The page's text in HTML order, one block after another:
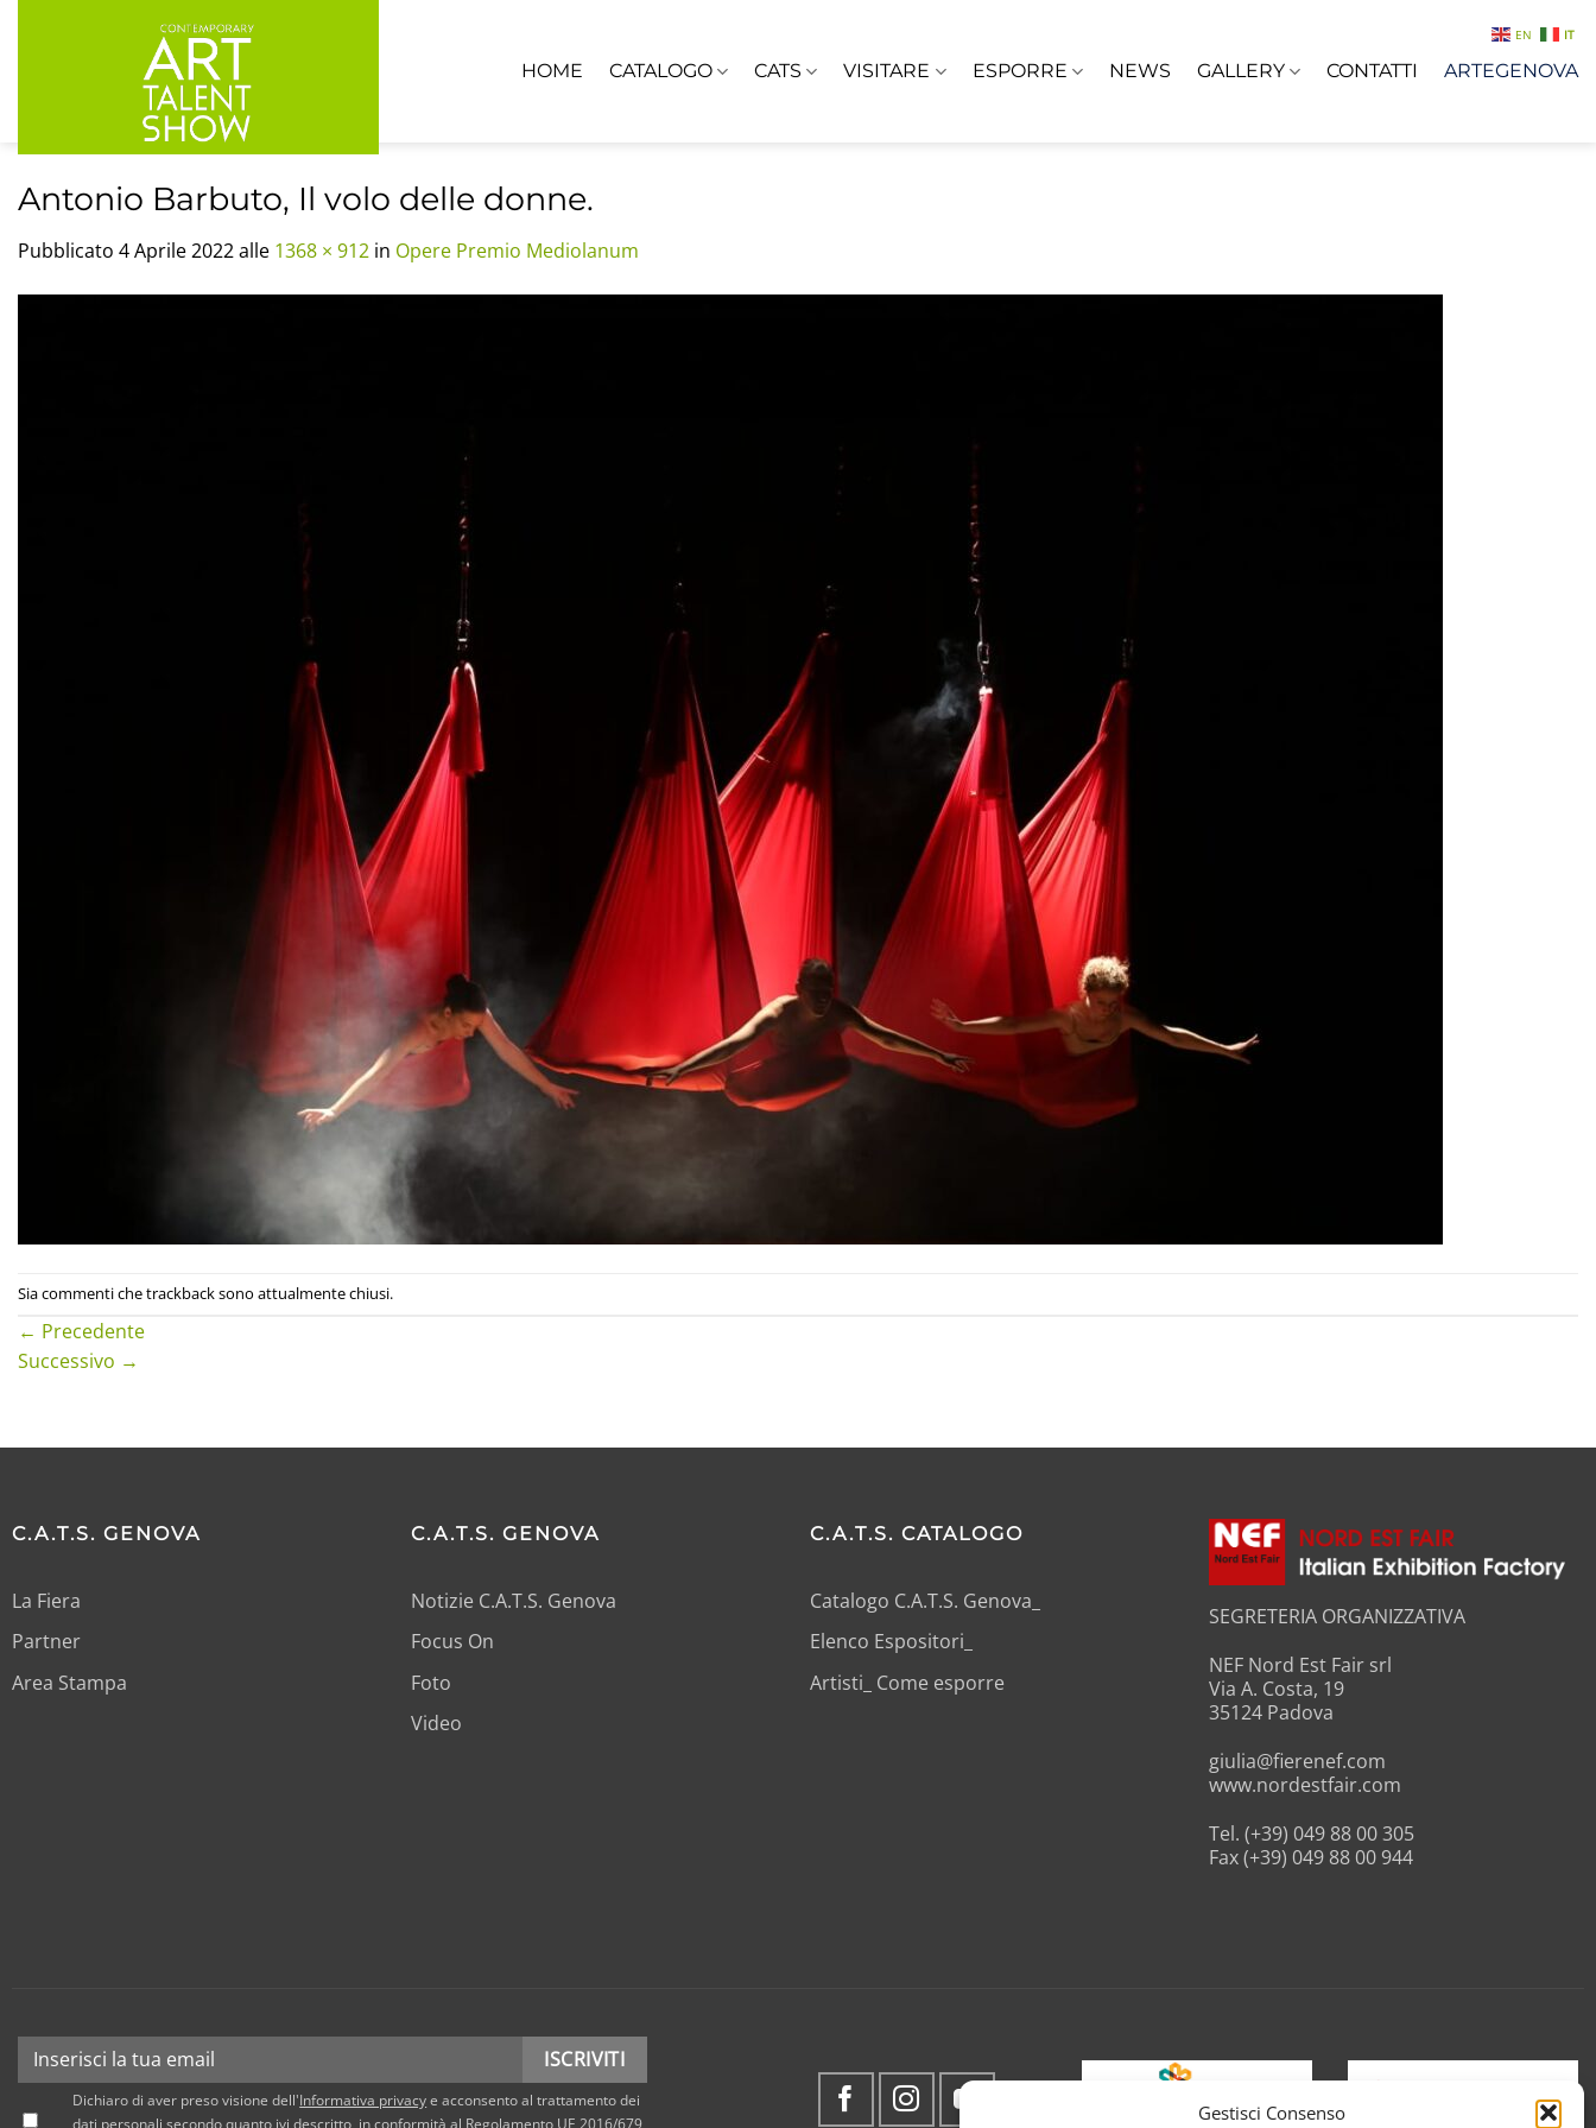
Gestisci Consenso
HOME CATALOGO CATS VISITARE ESPORRE NEWS GALLERY CONTATTI ARTEGENOVA
Antonio Barbuto, Il volo delle donne.
Pubblicato 4 Aprile 2022alle 1368 × 912 in Opere Premio Mediolanum
Sia commenti che trackback sono attualmente chiusi.
← Precedente
Successivo →
C.A.T.S. GENOVA
La Fiera
Partner
Area Stampa
C.A.T.S. GENOVA
Notizie C.A.T.S. Genova
Focus On
Foto
Video
C.A.T.S. CATALOGO
Catalogo C.A.T.S. Genova_
Elenco Espositori_
Artisti_ Come esporre
SEGRETERIA ORGANIZZATIVA
NEF Nord Est Fair srl
Via A. Costa, 19
35124 Padova
giulia@fierenef.com
www.nordestfair.com
Tel. (+39) 049 88 00 305
Fax (+39) 049 88 00 944
Dichiaro di aver preso visione dell'Informativa privacye acconsento al trattamento dei
dati personali secondo quanto ivi descritto, in conformità al Regolamento UE 2016/679
EN IT